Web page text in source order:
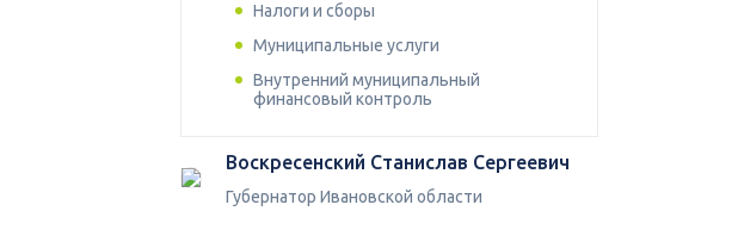
Налоги и сборы
Муниципальные услуги
Внутренний муниципальный
финансовый контроль
Воскресенский Станислав Сергеевич
Губернатор Ивановской области